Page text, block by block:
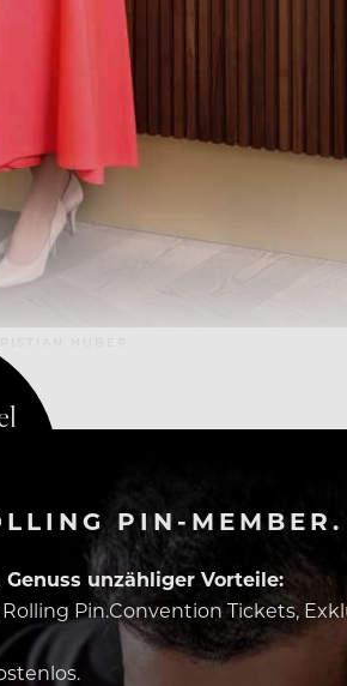
HUBER
PIN-MEMBER.
unzähliger Vorteile:
Pin.Convention Tickets,